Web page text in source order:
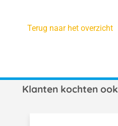
Terug naar het overzicht
Klanten kochten ook